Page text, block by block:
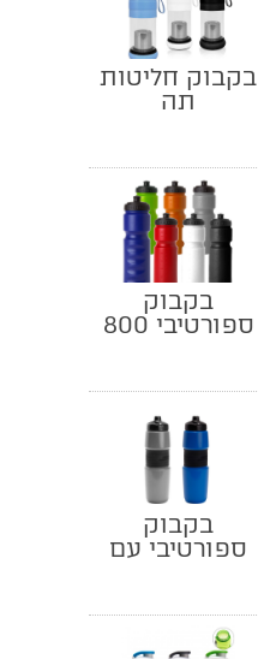
בקבוק חליטות
תה
בקבוק
ספורטיבי 800
בקבוק
ספורטיבי עם